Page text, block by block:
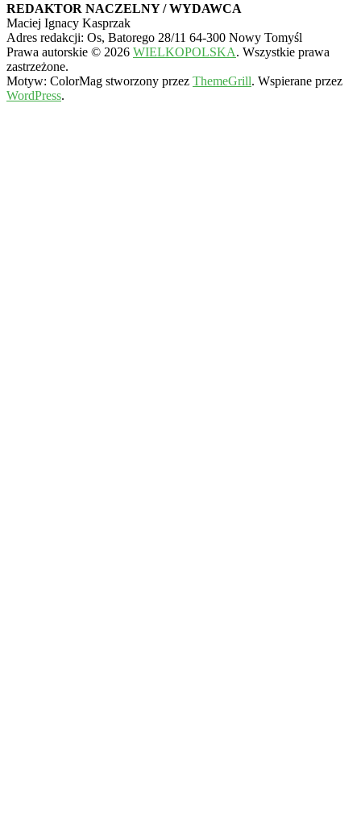
REDAKTOR NACZELNY / WYDAWCA
Maciej Ignacy Kasprzak
Adres redakcji: Os, Batorego 28/11 64-300 Nowy Tomyśl
Prawa autorskie © 2026 WIELKOPOLSKA. Wszystkie prawa
zastrzeżone.
Motyw: ColorMag stworzony przez ThemeGrill. Wspierane przez
WordPress.